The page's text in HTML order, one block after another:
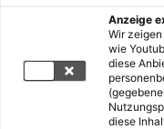
Anzeige
Wir
wie
diese
diese